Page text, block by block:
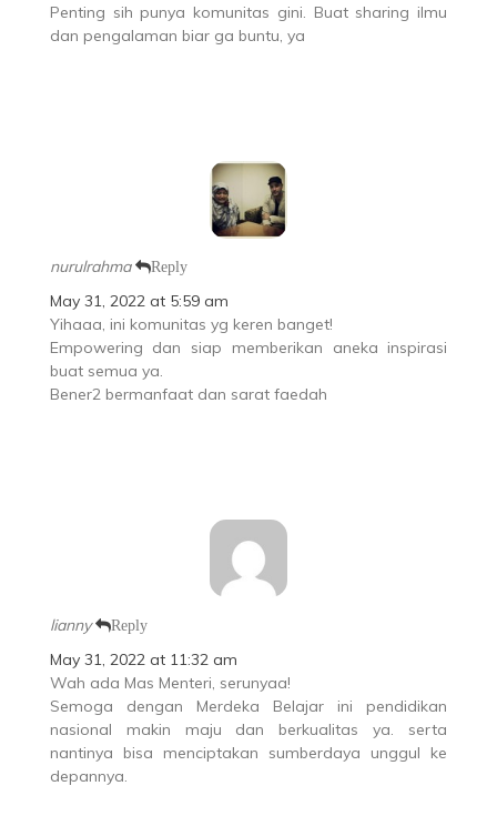
Penting sih punya komunitas gini. Buat sharing ilmu
dan pengalaman biar ga buntu, ya
nurulrahma Reply
May 31, 2022 at 5:59 am
Yihaaa, ini komunitas yg keren banget!
Empowering dan siap memberikan aneka inspirasi
buat semua ya.
Bener2 bermanfaat dan sarat faedah
lianny Reply
May 31, 2022 at 11:32 am
Wah ada Mas Menteri, serunyaa!
Semoga dengan Merdeka Belajar ini pendidikan
nasional makin maju dan berkualitas ya. serta
nantinya bisa menciptakan sumberdaya unggul ke
depannya.